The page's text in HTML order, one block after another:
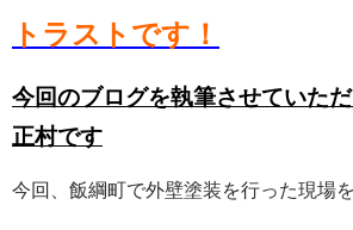
トラストです！
今回のブログを執筆させていた
正村です
今回、飯綱町で外壁塗装を行った現場を